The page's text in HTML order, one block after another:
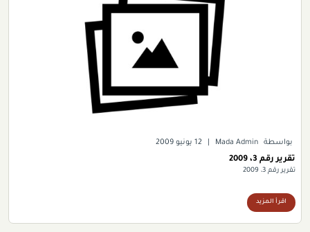
بواسطة Mada Admin 12 يونيو 2009
تقرير رقم 3، 2009
تقرير رقم 3، 2009
اقرأ المزيد